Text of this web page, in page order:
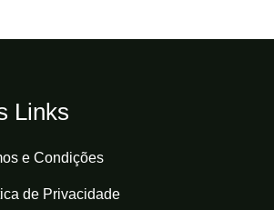
Links
e Condições
de Privacidade